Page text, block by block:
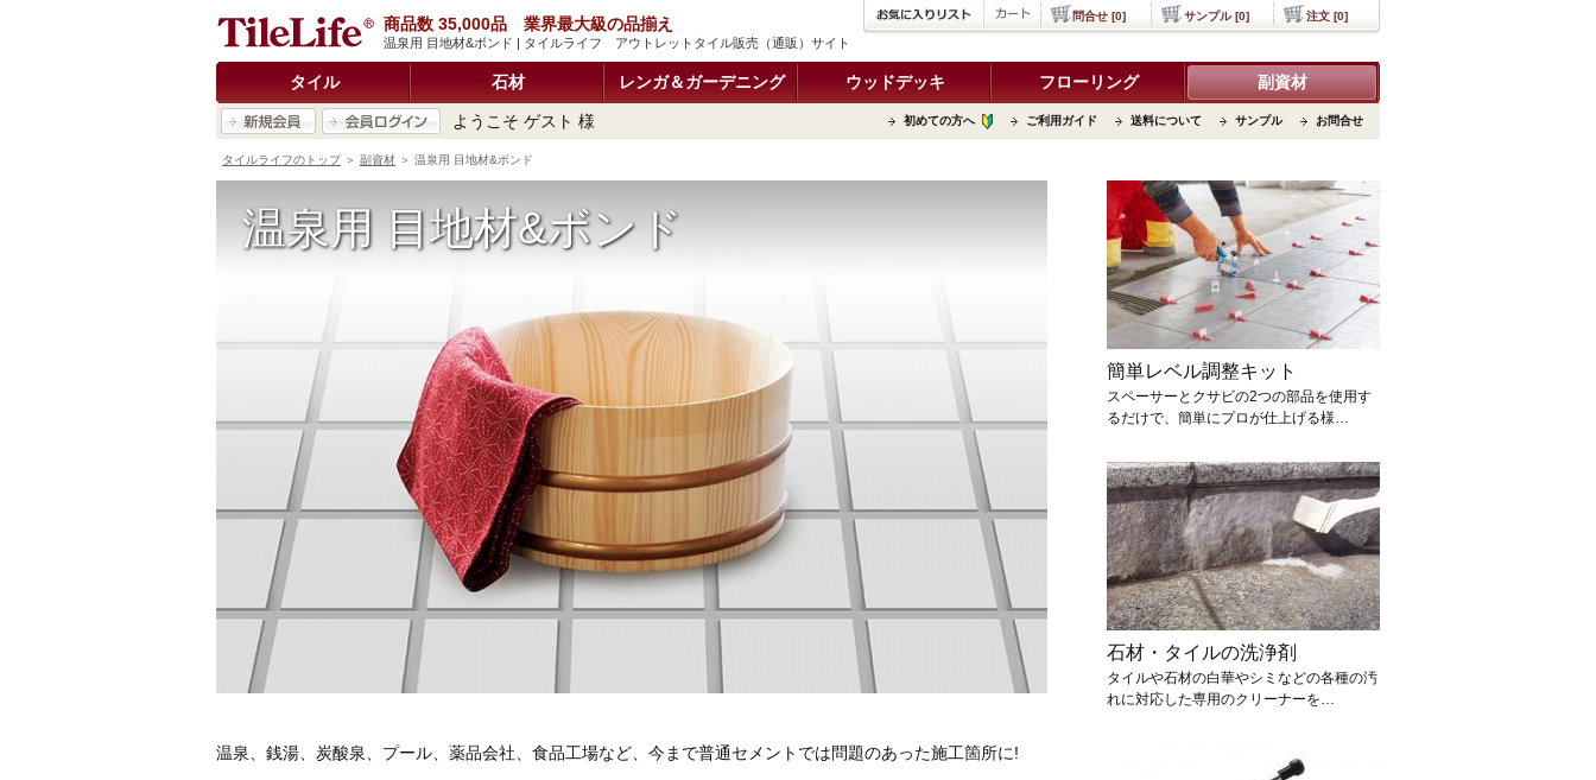
温泉用 目地材&ボンド | タイルライフ アウトレットタイル販売（通販）サイト
商品数 35,000品 業界最大級の品揃え
タイル 石材 レンガ＆ガーデニング ウッドデッキ フローリング 副資材
ようこそ ゲスト 様 初めての方へ ご利用ガイド 送料について サンプル お問合せ
問合せ [0] サンプル [0] 注文 [0]
タイルライフのトップ＞ 副資材 ＞ 温泉用 目地材&ボンド
温泉用 目地材&ボンド
温泉、銭湯、炭酸泉、プール、薬品会社、食品工場など、今まで普通セメントでは問題のあった施工箇所に!
簡単レベル調整キット
スペーサーとクサビの2つの部品を使用す
るだけで、簡単にプロが仕上げる様…
石材・タイルの洗浄剤
タイルや石材の白華やシミなどの各種の汚
れに対応した専用のクリーナーを…